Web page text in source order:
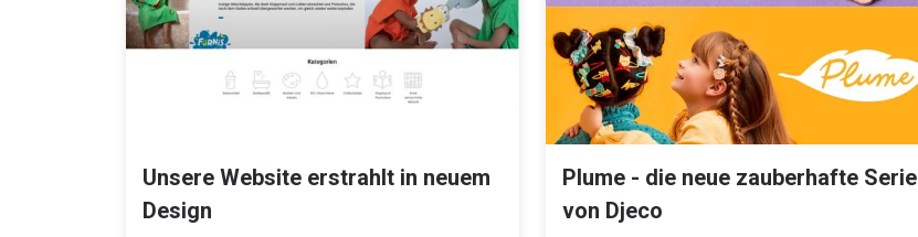
Unsere Website erstrahlt in neuem
Design
Plume - die neue zauberhafte Serie
von Djeco